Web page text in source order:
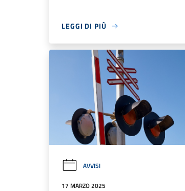
LEGGI DI PIÙ
AVVISI
17 MARZO 2025